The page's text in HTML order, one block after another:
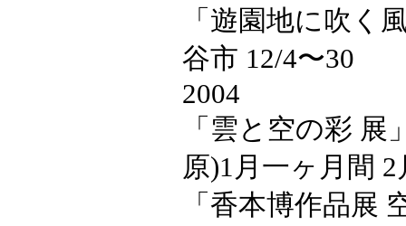
「遊園地に吹く
谷市 12/4〜30
2004
「雲と空の彩
原)1月一ヶ月間
「香本博作品展